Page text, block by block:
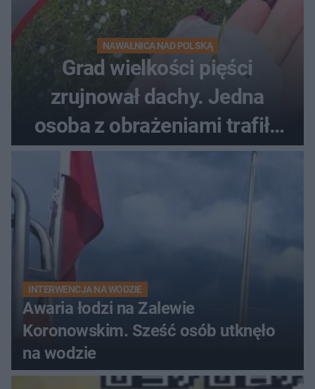
NAWAŁNICA NAD POLSKĄ
Grad wielkości pięści
zrujnował dachy. Jedna
osoba z obrażeniami trafiła
do szpitala
INTERWENCJA NA WODZIE
Awaria łodzi na Zalewie
Koronowskim. Sześć osób utknęło
na wodzie